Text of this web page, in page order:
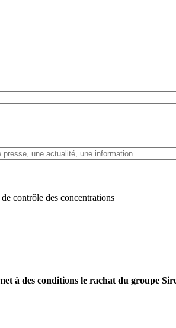
contrôle des concentrations
à des conditions le rachat du groupe